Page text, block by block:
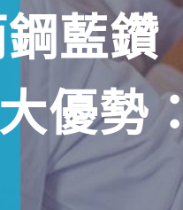
藍鑽
優勢